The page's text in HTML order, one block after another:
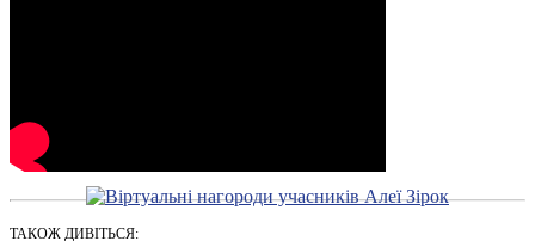
ТАКОЖ ДИВІТЬСЯ: